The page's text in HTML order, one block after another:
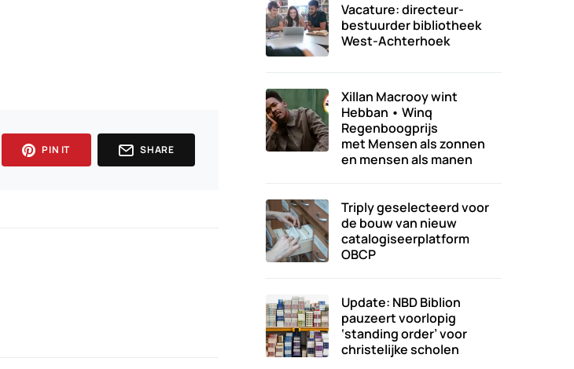
PIN IT SHARE
Vacature: directeur-
bestuurder bibliotheek
West-Achterhoek
Xillan Macrooy wint
Hebban • Winq
Regenboogprijs
met Mensen als zonnen
en mensen als manen
Triply geselecteerd voor
de bouw van nieuw
catalogiseerplatform
OBCP
Update: NBD Biblion
pauzeert voorlopig
‘standing order’ voor
christelijke scholen